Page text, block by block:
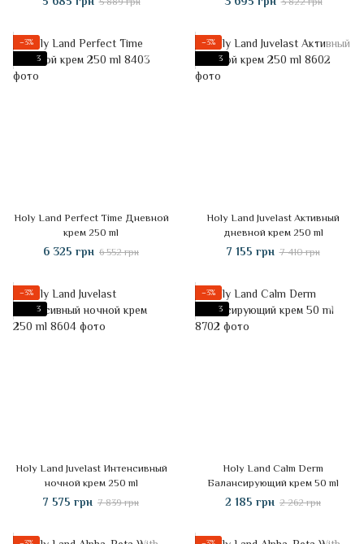
−3%
3
Holy Land Perfect Time Дневной
крем 250 ml
6 325 грн 6 552 грн
−3%
3
Holy Land Juvelast Активный
дневной крем 250 ml
7 155 грн 7 410 грн
−3%
3
Holy Land Juvelast Интенсивный
ночной крем 250 ml
7 575 грн 7 839 грн
−3%
3
Holy Land Calm Derm
Балансирующий крем 50 ml
2 185 грн 2 262 грн